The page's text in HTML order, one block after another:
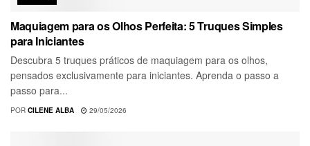
Maquiagem para os Olhos Perfeita: 5 Truques Simples
para Iniciantes
Descubra 5 truques práticos de maquiagem para os olhos,
pensados exclusivamente para iniciantes. Aprenda o passo a
passo para...
POR CILENE ALBA 29/05/2026